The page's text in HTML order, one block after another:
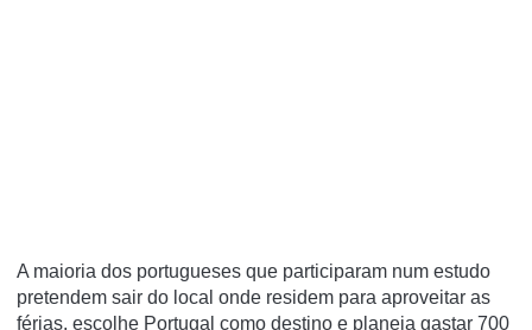
A maioria dos portugueses que participaram num estudo
pretendem sair do local onde residem para aproveitar as
férias, escolhe Portugal como destino e planeia gastar 700